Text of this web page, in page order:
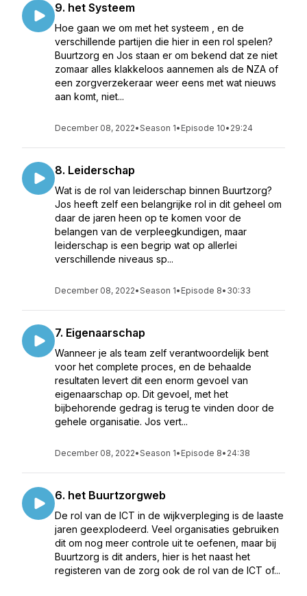
9. het Systeem
Hoe gaan we om met het systeem , en de
verschillende partijen die hier in een rol spelen?
Buurtzorg en Jos staan er om bekend dat ze niet
zomaar alles klakkeloos aannemen als de NZA of
een zorgverzekeraar weer eens met wat nieuws
aan komt, niet...
December 08, 2022•Season 1• Episode 10• 29:24
8. Leiderschap
Wat is de rol van leiderschap binnen Buurtzorg?
Jos heeft zelf een belangrijke rol in dit geheel om
daar de jaren heen op te komen voor de
belangen van de verpleegkundigen, maar
leiderschap is een begrip wat op allerlei
verschillende niveaus sp...
December 08, 2022•Season 1• Episode 8• 30:33
7. Eigenaarschap
Wanneer je als team zelf verantwoordelijk bent
voor het complete proces, en de behaalde
resultaten levert dit een enorm gevoel van
eigenaarschap op. Dit gevoel, met het
bijbehorende gedrag is terug te vinden door de
gehele organisatie. Jos vert...
December 08, 2022•Season 1• Episode 8• 24:38
6. het Buurtzorgweb
De rol van de ICT in de wijkverpleging is de laaste
jaren geexplodeerd. Veel organisaties gebruiken
dit om nog meer controle uit te oefenen, maar bij
Buurtzorg is dit anders, hier is het naast het
registeren van de zorg ook de rol van de ICT of...